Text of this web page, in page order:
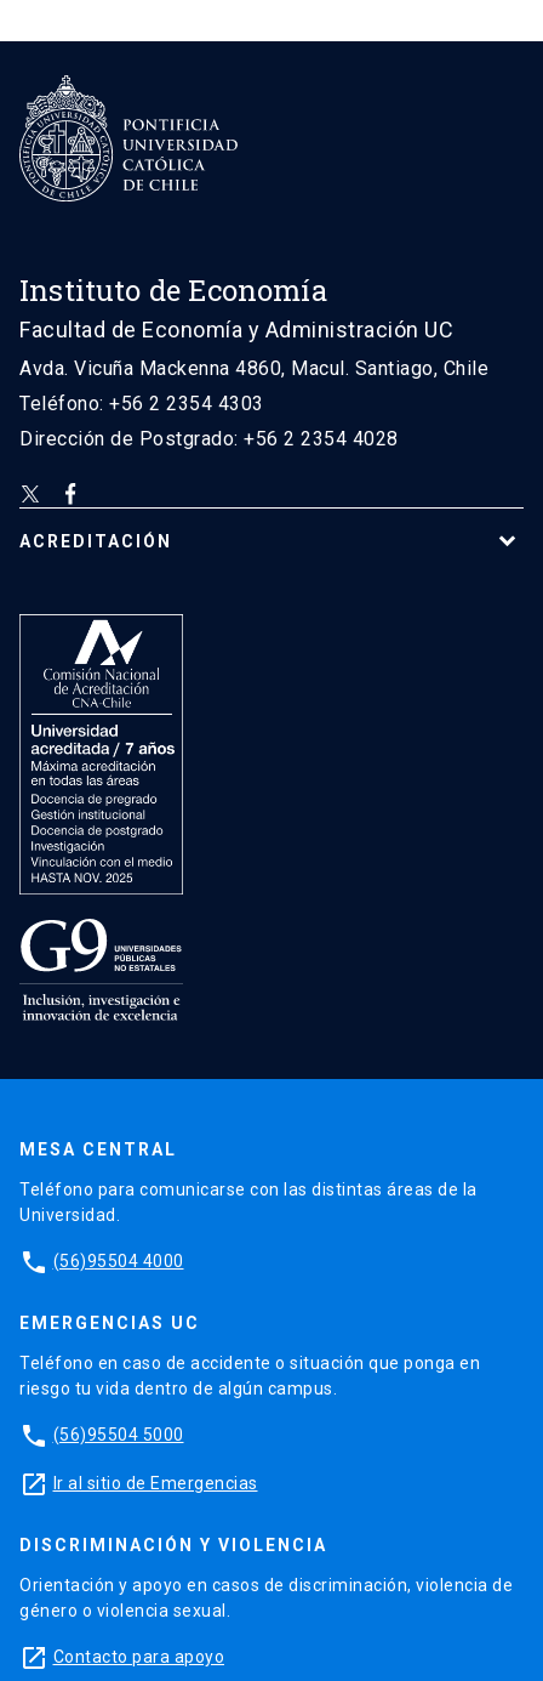
Instituto de Economía
Facultad de Economía y Administración UC
Avda. Vicuña Mackenna 4860, Macul. Santiago, Chile
Teléfono: +56 2 2354 4303
Dirección de Postgrado: +56 2 2354 4028
ACREDITACIÓN
MESA CENTRAL
Teléfono para comunicarse con las distintas áreas de la
Universidad.
phone (56)95504 4000
EMERGENCIAS UC
Teléfono en caso de accidente o situación que ponga en
riesgo tu vida dentro de algún campus.
phone (56)95504 5000
launch Ir al sitio de Emergencias
DISCRIMINACIÓN Y VIOLENCIA
Orientación y apoyo en casos de discriminación, violencia de
género o violencia sexual.
launch Contacto para apoyo